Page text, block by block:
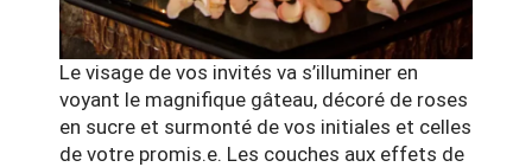
Le visage de vos invités va s’illuminer en
voyant le magnifique gâteau, décoré de roses
en sucre et surmonté de vos initiales et celles
de votre promis.e. Les couches aux effets de